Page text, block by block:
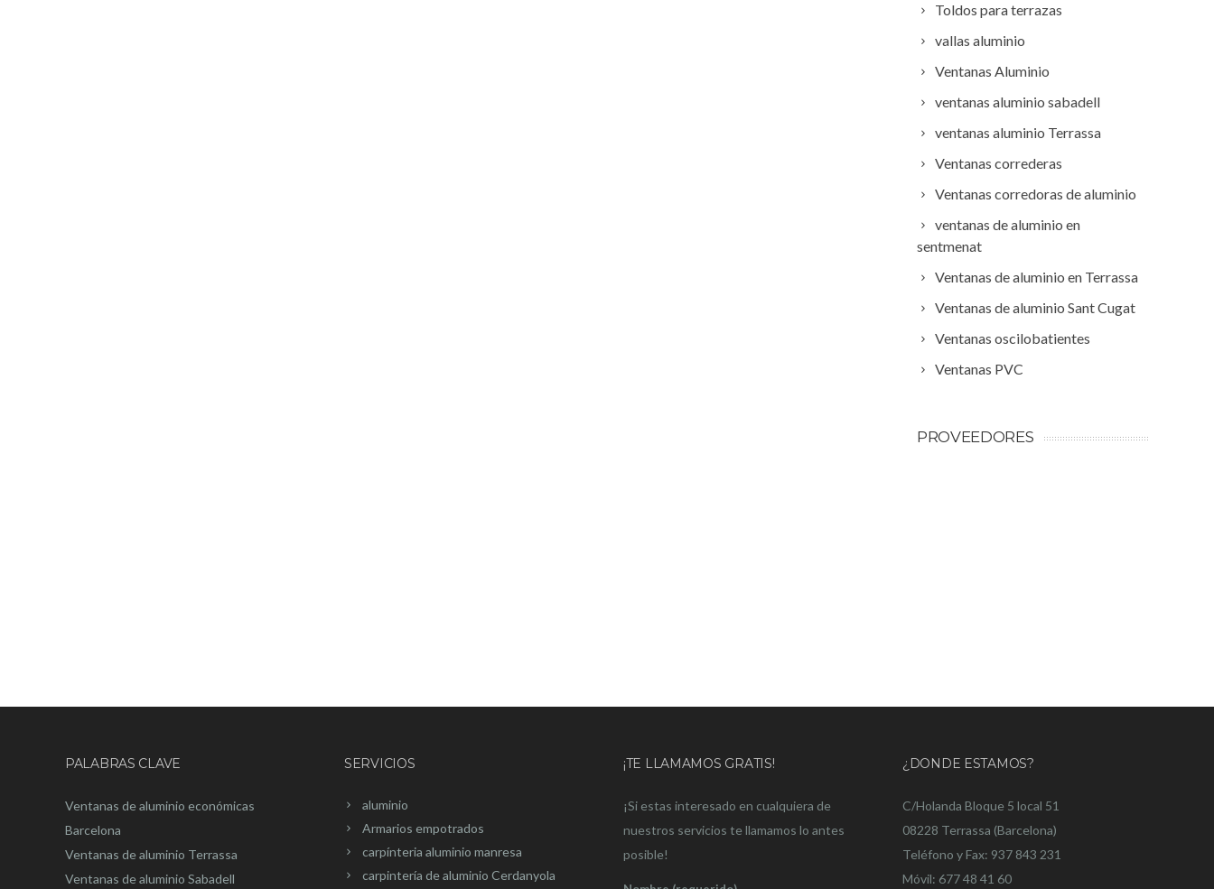
Toldos para terrazas
vallas aluminio
Ventanas Aluminio
ventanas aluminio sabadell
ventanas aluminio Terrassa
Ventanas correderas
Ventanas corredoras de aluminio
ventanas de aluminio en
sentmenat
Ventanas de aluminio en Terrassa
Ventanas de aluminio Sant Cugat
Ventanas oscilobatientes
Ventanas PVC
PROVEEDORES
PALABRAS CLAVE
Ventanas de aluminio económicas
Barcelona
Ventanas de aluminio Terrassa
Ventanas de aluminio Sabadell
SERVICIOS
aluminio
Armarios empotrados
carpínteria aluminio manresa
carpintería de aluminio Cerdanyola
¡TE LLAMAMOS GRATIS!
¡Si estas interesado en cualquiera de
nuestros servicios te llamamos lo antes
posible!
¿DONDE ESTAMOS?
C/Holanda Bloque 5 local 51
08228 Terrassa (Barcelona)
Teléfono y Fax: 937 843 231
Móvil: 677 48 41 60